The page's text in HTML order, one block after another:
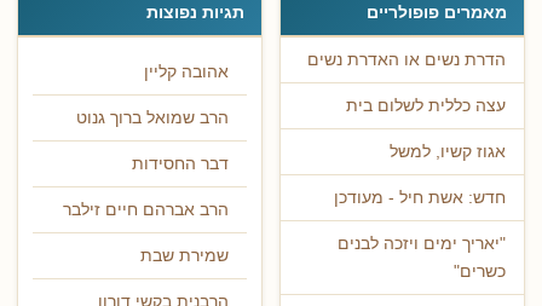
מאמרים פופולריים
הדרת נשים או האדרת נשים
עצה כללית לשלום בית
אגוז קשיו, למשל
חדש: אשת חיל - מעודכן
"יאריך ימים ויזכה לבנים
כשרים"
תגיות נפוצות
אהובה קליין
הרב שמואל ברוך גנוט
דבר החסידות
הרב אברהם חיים זילבר
שמירת שבת
הרבנית בקשי דורון